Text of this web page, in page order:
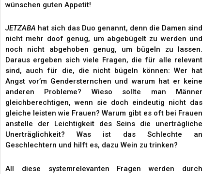
wünschen guten Appetit!
JETZABA hat sich das Duo genannt, denn die Damen sind
nicht mehr doof genug, um abgebügelt zu werden und
noch nicht abgehoben genug, um bügeln zu lassen.
Daraus ergeben sich viele Fragen, die für alle relevant
sind, auch für die, die nicht bügeln können: Wer hat
Angst vor’m Gendersternchen und warum hat er keine
anderen Probleme? Wieso sollte man Männer
gleichberechtigen, wenn sie doch eindeutig nicht das
gleiche leisten wie Frauen? Warum gibt es oft bei Frauen
anstelle der Leichtigkeit des Seins die unerträgliche
Unerträglichkeit? Was ist das Schlechte an
Geschlechtern und hilft es, dazu Wein zu trinken?
All diese systemrelevanten Fragen werden durch